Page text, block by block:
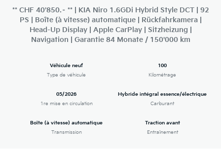
** CHF 40'850.– ** | KIA Niro 1.6GDi Hybrid Style DCT | 92
PS | Boîte (à vitesse) automatique | Rückfahrkamera |
Head-Up Display | Apple CarPlay | Sitzheizung |
Navigation | Garantie 84 Monate / 150'000 km
Véhicule neuf
Type de véhicule
100
Kilométrage
05/2026
1re mise en circulation
Hybride intégral essence/électrique
Carburant
Boîte (à vitesse) automatique
Transmission
Traction avant
Entraînement